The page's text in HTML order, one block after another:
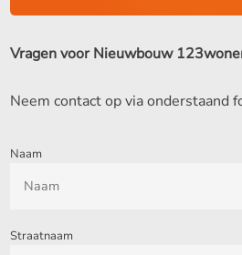
Vragen voor Nieuwbouw
Neem contact op via onderstaand
Naam
Straatnaam